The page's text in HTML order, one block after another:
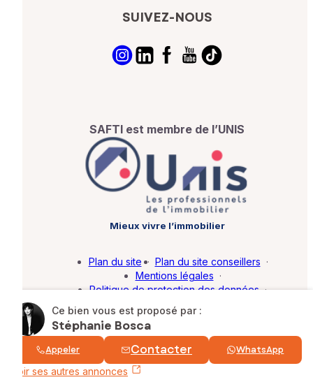
Ce bien vous est proposé par :
Stéphanie Bosca
Appeler Contacter WhatsApp
Voir ses autres annonces
SUIVEZ-NOUS
SAFTI est membre de l’UNIS
Mieux vivre l’immobilier
© SAFTI 2026. Tous droits réservés.
Plan du site · Plan du site conseillers ·
Mentions légales ·
Politique de protection des données ·